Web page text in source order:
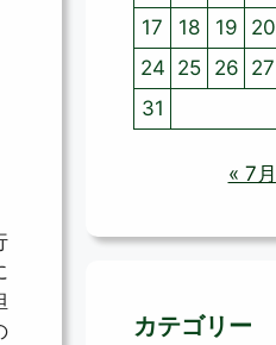
17
18 19 20
24 25 26 27
31
« 7月
カテゴリー